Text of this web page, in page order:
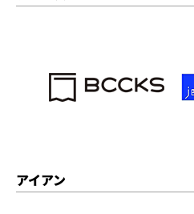
アイアン